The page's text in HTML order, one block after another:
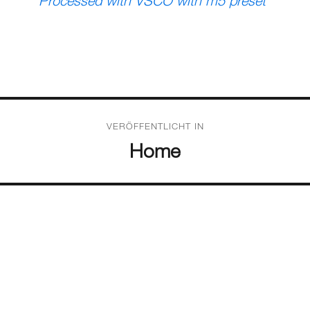
VERÖFFENTLICHT IN
Home